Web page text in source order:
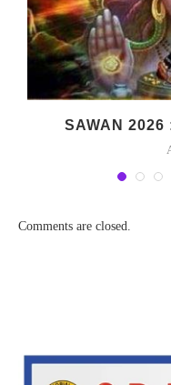
SAWAN 2026
Comments are closed.